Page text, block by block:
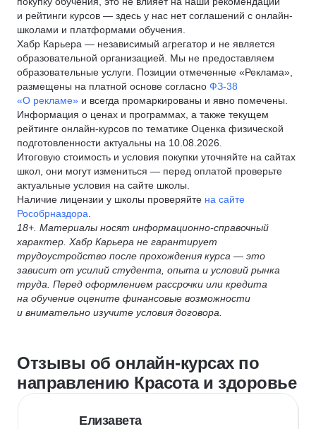
и рейтинги курсов — здесь у нас нет соглашений с онлайн-
школами и платформами обучения.
Хабр Карьера — независимый агрегатор и не является
образовательной организацией. Мы не предоставляем
образовательные услуги. Позиции отмеченные «Реклама»,
размещены на платной основе согласно ФЗ-38
«О рекламе» и всегда промаркированы и явно помечены.
Информация о ценах и программах, а также текущем
рейтинге онлайн-курсов по тематике Оценка физической
подготовленности актуальны на 10.08.2026.
Итоговую стоимость и условия покупки уточняйте на сайтах
школ, они могут измениться — перед оплатой проверьте
актуальные условия на сайте школы.
Наличие лицензии у школы проверяйте на сайте
Рособрназдора
18+. Материалы носят информационно-справочный
характер. Хабр Карьера не гарантирует
трудоустройство после прохождения курса — это
зависит от усилий студента, опыта и условий рынка
труда. Перед оформлением рассрочки или кредита
на обучение оцените финансовые возможности
и внимательно изучите условия договора.
Отзывы об онлайн-курсах по
направлению Красота и здоровье
Елизавета